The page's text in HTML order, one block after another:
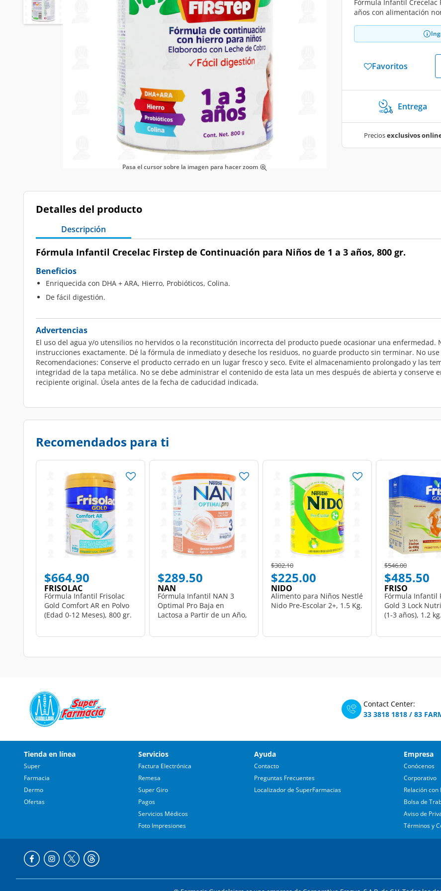
Pasa el cursor sobre la imagen para hacer zoom
Fórmula Infantil
años con alimentación
Favoritos
Entrega
Preciosexclusivos
Detalles del producto
Descripción
Fórmula Infantil Crecelac Firstep de Continuación para Niños de 1 a 3 años, 800 gr.
Beneficios
Enriquecida con DHA + ARA, Hierro, Probióticos, Colina.
De fácil digestión.
Advertencias
El uso del agua y/o utensilios no hervidos o la reconstitución incorrecta del producto puede ocasionar una enfermedad.
instrucciones exactamente. Dé la fórmula de inmediato y deseche los residuos, no guarde producto sin terminar. No
Recomendaciones: Conserve el producto cerrado en un lugar fresco y seco. Evite el almacenamiento prolongado y las
integridad de la tapa metálica. No se debe administrar el contenido de esta lata un mes después de abierta y conserve
recipiente original. Úsela antes de la fecha de caducidad indicada.
Recomendados para ti
$664.90
FRISOLAC
Fórmula Infantil Frisolac
Gold Comfort AR en Polvo
(Edad 0-12 Meses), 800 gr.
$289.50
NAN
Fórmula Infantil NAN 3
Optimal Pro Baja en
Lactosa a Partir de un Año,
Price reduced from
$302.10to
$225.00
NIDO
Alimento para Niños Nestlé
Nido Pre-Escolar 2+, 1.5 Kg.
Price reduced from
$546.00to
$485.50
FRISO
Fórmula Infantil
Gold 3 Lock
(1-3 años), 1.2 kg.
Contact Center:
33 3818 1818 / 83
Tienda en línea
Super
Farmacia
Dermo
Ofertas
Servicios
Factura Electrónica
Remesa
Super Giro
Pagos
Servicios Médicos
Foto Impresiones
Ayuda
Contacto
Preguntas Frecuentes
Localizador de SuperFarmacias
Empresa
Conócenos
Corporativo
Relación
Bolsa de
Aviso de
Términos y